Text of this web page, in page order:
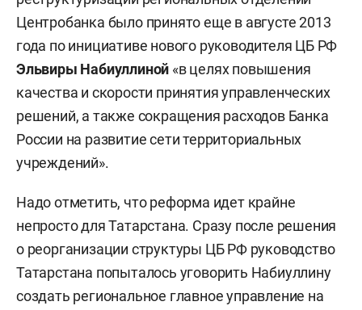
Центробанка было принято еще в августе 2013
года по инициативе нового руководителя ЦБ РФ
Эльвиры Набиуллиной «в целях повышения
качества и скорости принятия управленческих
решений, а также сокращения расходов Банка
России на развитие сети территориальных
учреждений».
Надо отметить, что реформа идет крайне
непросто для Татарстана. Сразу после решения
о реорганизации структуры ЦБ РФ руководство
Татарстана попыталось уговорить Набиуллину
создать региональное главное управление на